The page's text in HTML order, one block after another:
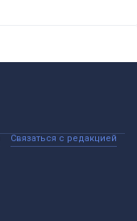
Связаться с редакцией